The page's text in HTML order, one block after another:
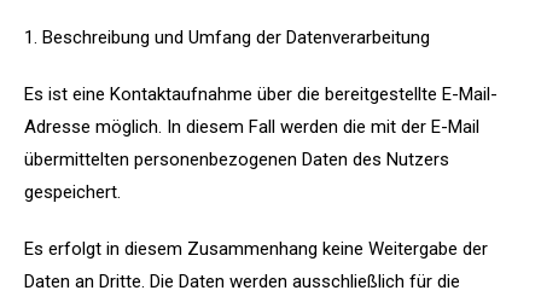
1. Beschreibung und Umfang der Datenverarbeitung
Es ist eine Kontaktaufnahme über die bereitgestellte E-Mail-
Adresse möglich. In diesem Fall werden die mit der E-Mail
übermittelten personenbezogenen Daten des Nutzers
gespeichert.
Es erfolgt in diesem Zusammenhang keine Weitergabe der
Daten an Dritte. Die Daten werden ausschließlich für die